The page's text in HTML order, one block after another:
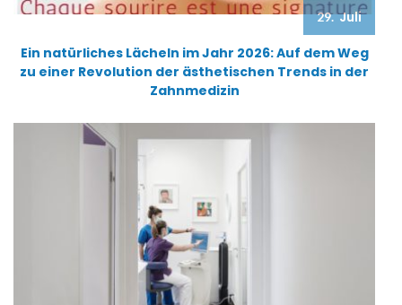
29. Juli
Ein natürliches Lächeln im Jahr 2026: Auf dem Weg
zu einer Revolution der ästhetischen Trends in der
Zahnmedizin